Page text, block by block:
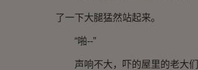
了一下大腿猛然站起来。
“啪--”
声响不大，吓的屋里的老大们